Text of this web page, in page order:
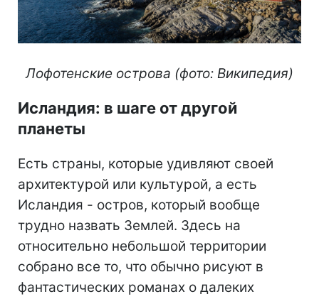
Лофотенские острова (фото: Википедия)
Исландия: в шаге от другой
планеты
Есть страны, которые удивляют своей
архитектурой или культурой, а есть
Исландия - остров, который вообще
трудно назвать Землей. Здесь на
относительно небольшой территории
собрано все то, что обычно рисуют в
фантастических романах о далеких